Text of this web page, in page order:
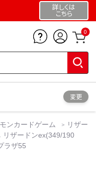
詳しくは
こちら
0
変更
ンカードゲーム
リザー
リザードンex(349/190
ラザ55